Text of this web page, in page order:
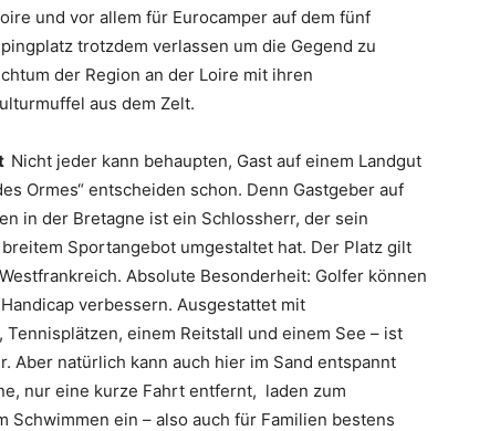
und vor allem für Eurocamper auf dem fünf
trotzdem verlassen um die Gegend zu
der Region an der Loire mit ihren
aus dem Zelt.
Nicht jeder kann behaupten, Gast auf einem Landgut
Ormes“ entscheiden schon. Denn Gastgeber auf
in der Bretagne ist ein Schlossherr, der sein
Sportangebot umgestaltet hat. Der Platz gilt
Absolute Besonderheit: Golfer können
verbessern. Ausgestattet mit
einem Reitstall und einem See – ist
Aber natürlich kann auch hier im Sand entspannt
nur eine kurze Fahrt entfernt, laden zum
ein – also auch für Familien bestens